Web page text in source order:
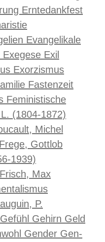
Erntedankfest
Evangelikale
Exegese Exil
Exorzismus
Fastenzeit
Feministische
(1804-1872)
Michel
Frege, Gottlob
1939)
Frisch, Max
P.
Gefühl Gehirn Geld
Gender Gen-